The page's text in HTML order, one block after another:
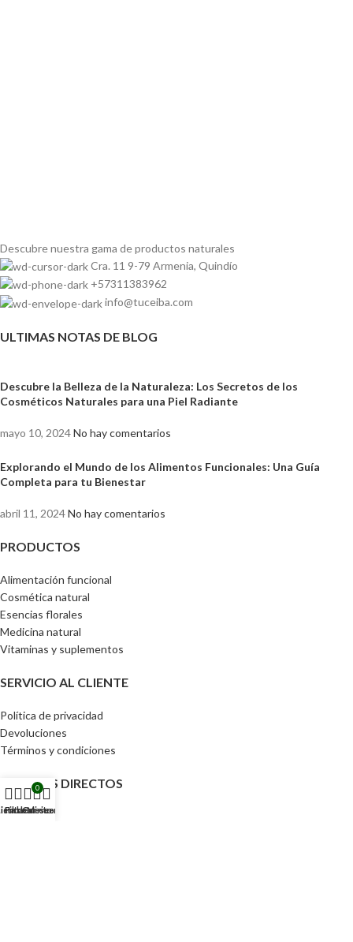
Descubre nuestra gama deproductos naturales
Cra. 11 9-79 Armenia, Quindío
+57311383962
info@tuceiba.com
ULTIMAS NOTAS DE BLOG
Descubre la Belleza de la Naturaleza: Los Secretos de los
Cosméticos Naturales para una Piel Radiante
mayo 10, 2024No hay comentarios
Explorando el Mundo de los Alimentos Funcionales: Una Guía
Completa para tu Bienestar
abril 11, 2024No hay comentarios
PRODUCTOS
Alimentación funcional
Cosmética natural
Esencias florales
Medicina natural
Vitaminas y suplementos
SERVICIO AL CLIENTE
Política de privacidad
Devoluciones
Términos y condiciones
ACCESOS DIRECTOS
Pedidos
Filtros
de deseos
0
Carrito
Mi cuenta